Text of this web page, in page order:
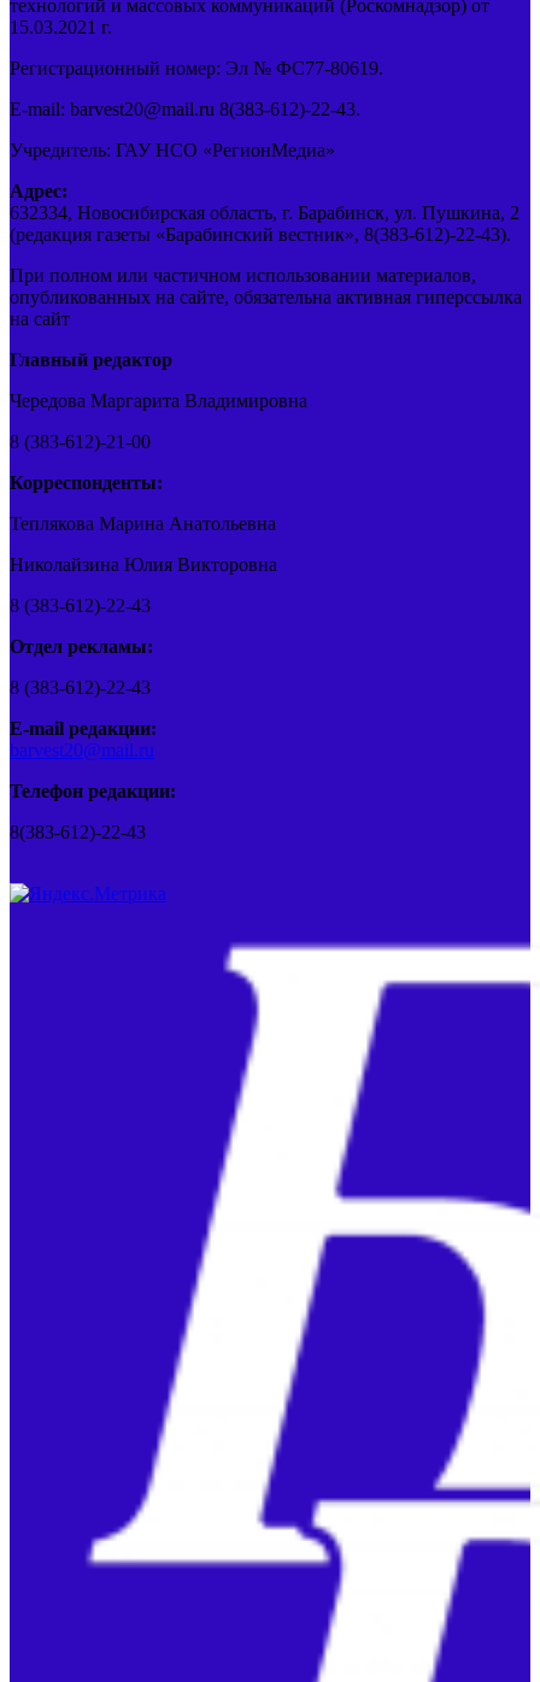
технологий и массовых коммуникаций (Роскомнадзор) от
15.03.2021 г.
Регистрационный номер: Эл № ФС77-80619.
E-mail: barvest20@mail.ru 8(383-612)-22-43.
Учредитель: ГАУ НСО «РегионМедиа»
Адрес:
632334, Новосибирская область, г. Барабинск, ул. Пушкина, 2
(редакция газеты «Барабинский вестник», 8(383-612)-22-43).
При полном или частичном использовании материалов,
опубликованных на сайте, обязательна активная гиперссылка
на сайт
Главный редактор
Чередова Маргарита Владимировна
8 (383-612)-21-00
Корреспонденты:
Теплякова Марина Анатольевна
Николайзина Юлия Викторовна
8 (383-612)-22-43
Отдел рекламы:
8 (383-612)-22-43
E-mail редакции:
barvest20@mail.ru
Телефон редакции:
8(383-612)-22-43